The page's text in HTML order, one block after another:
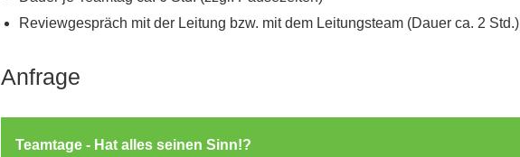
Reviewgespräch mit der Leitung bzw. mit dem Leitungsteam (Dauer ca. 2 Std.)
Anfrage
Teamtage - Hat alles seinen Sinn!?